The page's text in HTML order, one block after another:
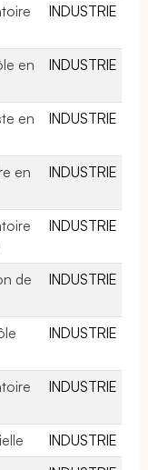
INDUSTRIE
en
INDUSTRIE
en
INDUSTRIE
en
INDUSTRIE
INDUSTRIE
de
INDUSTRIE
INDUSTRIE
INDUSTRIE
INDUSTRIE